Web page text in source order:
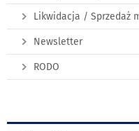
Likwidacja / Sprzedaż
Newsletter
RODO